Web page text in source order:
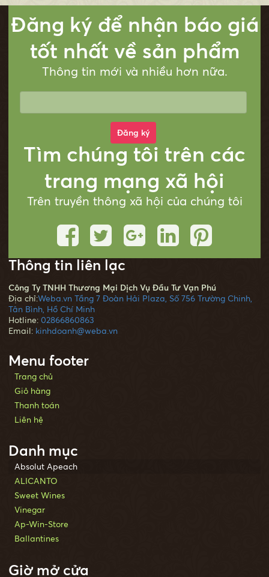
Đăng ký để nhận báo giá
tốt nhất về sản phẩm
Thông tin mới và nhiều hơn nữa.
Đăng ký
Tìm chúng tôi trên các
trang mạng xã hội
Trên truyền thông xã hội của chúng tôi
Thông tin liên lạc
Công Ty TNHH Thương Mại Dịch Vụ Đầu Tư Vạn Phú
Địa chỉ:Weba.vn Tầng 7 Đoàn Hải Plaza, Số 756 Trường Chinh,
Tân Bình, Hồ Chí Minh
Hotline: 02866860863
Email: kinhdoanh@weba.vn
Menu footer
Trang chủ
Giỏ hàng
Thanh toán
Liên hệ
Danh mục
Absolut Apeach
ALICANTO
Sweet Wines
Vinegar
Ap-Win-Store
Ballantines
Giờ mở cửa